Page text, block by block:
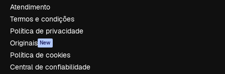
Atendimento
Termos e condições
Política de privacidade
Originais New
Política de cookies
Central de confiabilidade